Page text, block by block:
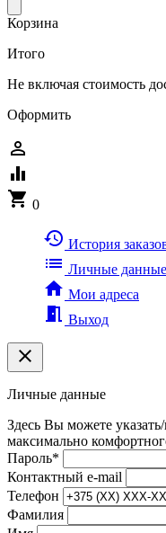
Корзина
Итого
Не включая стоимость
Оформить
person_outline
equalizer
shopping_cart 0
history История
list Личные данные
home Мои адреса
meeting_room Выход
clear
Личные данные
Здесь Вы можете
максимально
Пароль*
Контактный e-mail
Телефон
Фамилия